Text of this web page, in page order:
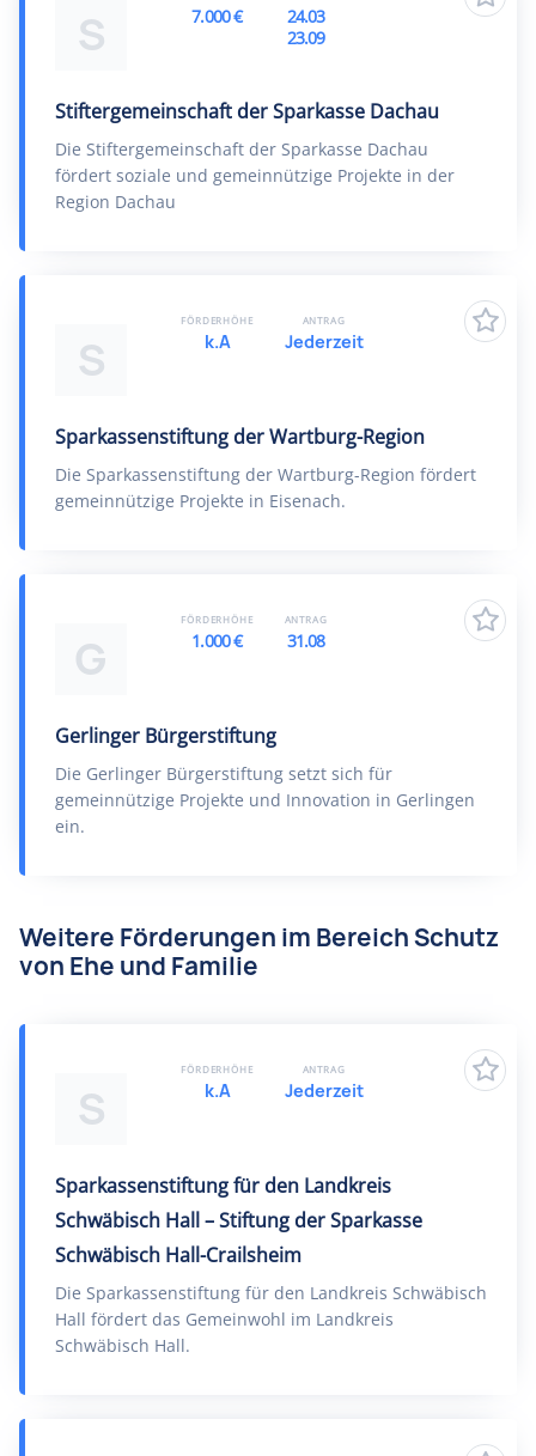
S
Stiftergemeinschaft der Sparkasse Dachau
Die Stiftergemeinschaft der Sparkasse Dachau
fördert soziale und gemeinnützige Projekte in der
Region Dachau
7.000 €
24.03
23.09
S
Sparkassenstiftung der Wartburg-Region
Die Sparkassenstiftung der Wartburg-Region fördert
gemeinnützige Projekte in Eisenach.
FÖRDERHÖHE
k.A
ANTRAG
Jederzeit
G
Gerlinger Bürgerstiftung
Die Gerlinger Bürgerstiftung setzt sich für
gemeinnützige Projekte und Innovation in Gerlingen
ein.
FÖRDERHÖHE
1.000 €
ANTRAG
31.08
Weitere Förderungen im Bereich Schutz
von Ehe und Familie
S
Sparkassenstiftung für den Landkreis
Schwäbisch Hall – Stiftung der Sparkasse
Schwäbisch Hall-Crailsheim
Die Sparkassenstiftung für den Landkreis Schwäbisch
Hall fördert das Gemeinwohl im Landkreis
Schwäbisch Hall.
FÖRDERHÖHE
k.A
ANTRAG
Jederzeit